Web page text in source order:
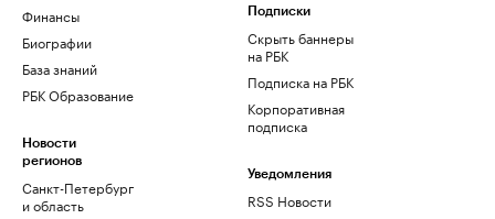
Финансы
Биографии
База знаний
РБК Образование
Новости
регионов
Санкт-Петербург
и область
Подписки
Скрыть баннеры
на РБК
Подписка на РБК
Корпоративная
подписка
Уведомления
RSS Новости